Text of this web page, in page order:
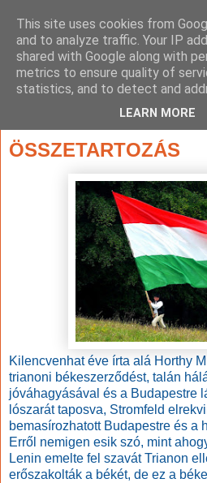
ÖSSZETARTOZÁS
Kilencvenhat éve írta alá Horthy
trianoni békeszerződést, talán
jóváhagyásával és a Budapestre
lószarát taposva, Stromfeld
bemasírozhatott Budapestre és a
Erről nemigen esik szó, mint
Lenin emelte fel szavát Trianon
erőszakolták a békét, de ez a
This site uses cookies from
and to analyze traffic. Your IP
shared with Google along with
metrics to ensure quality of
statistics, and to detect and
LEARN MORE